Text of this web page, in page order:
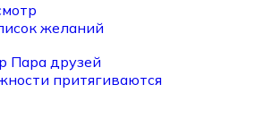
желаний
Пара друзей
притягиваются